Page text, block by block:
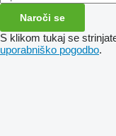
Naroči se
S klikom tukaj se
uporabniško pogodbo.